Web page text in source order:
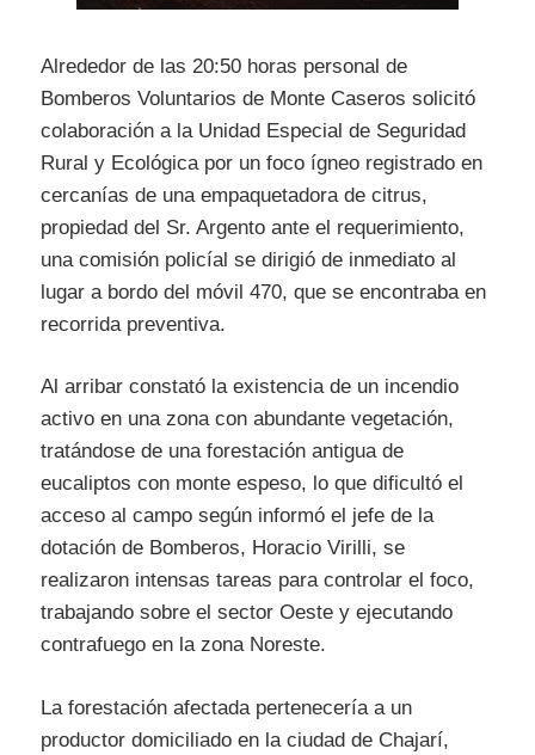
Alrededor de las 20:50 horas personal de
Bomberos Voluntarios de Monte Caseros solicitó
colaboración a la Unidad Especial de Seguridad
Rural y Ecológica por un foco ígneo registrado en
cercanías de una empaquetadora de citrus,
propiedad del Sr. Argento ante el requerimiento,
una comisión policíal se dirigió de inmediato al
lugar a bordo del móvil 470, que se encontraba en
recorrida preventiva.
Al arribar constató la existencia de un incendio
activo en una zona con abundante vegetación,
tratándose de una forestación antigua de
eucaliptos con monte espeso, lo que dificultó el
acceso al campo según informó el jefe de la
dotación de Bomberos, Horacio Virilli, se
realizaron intensas tareas para controlar el foco,
trabajando sobre el sector Oeste y ejecutando
contrafuego en la zona Noreste.
La forestación afectada pertenecería a un
productor domiciliado en la ciudad de Chajarí,